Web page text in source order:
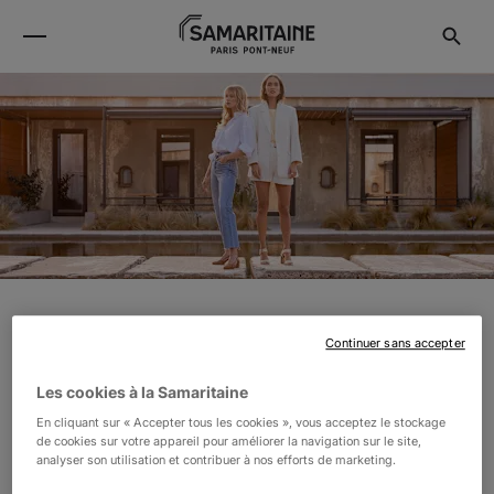
souliers et maroquinerie d’exception. Dessinées à Paris,
nos créations sont fabriquées au Portugal à partir de
Les cookies à la Samaritaine
En cliquant sur « Accepter tous les cookies », vous acceptez le stockage
de cookies sur votre appareil pour améliorer la navigation sur le site,
analyser son utilisation et contribuer à nos efforts de marketing.
Continuer sans accepter